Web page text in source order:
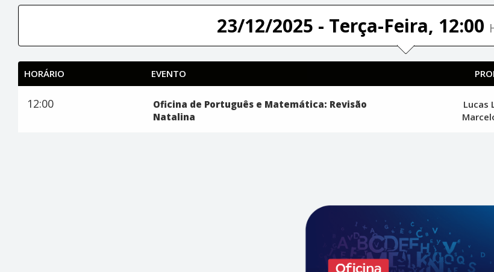
23/12/2025 - Terça-Feira, 12:00
HORÁRIO EVENTO
12:00
Oficina de Português e Matemática: Revisão
Natalina
Lucas